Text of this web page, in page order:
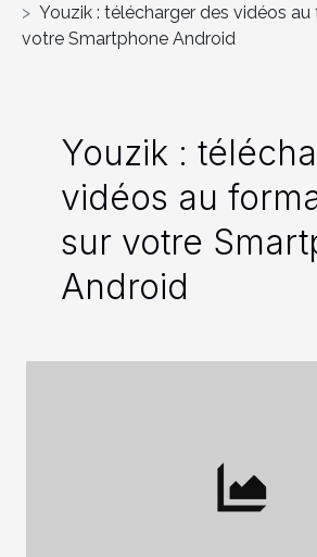
Youzik : télécharger des vidéos
votre Smartphone Android
Youzik :
vidéos au
sur votre
Android